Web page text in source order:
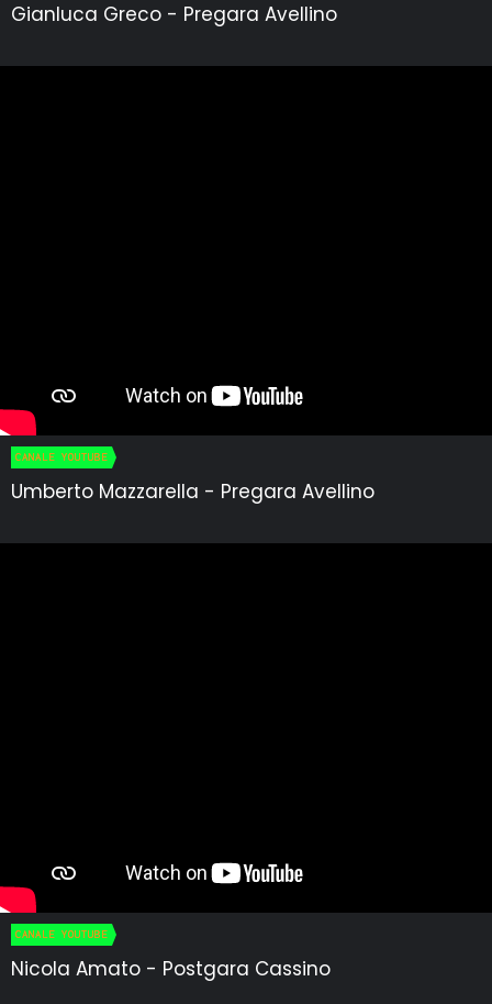
Gianluca Greco - Pregara Avellino
CANALE YOUTUBE
Umberto Mazzarella - Pregara Avellino
CANALE YOUTUBE
Nicola Amato - Postgara Cassino